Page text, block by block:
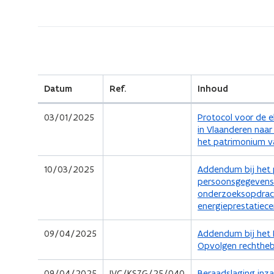
protocollen
Wonen
Vlaanderen
Datum Ref. Inhoud
03/01/2025
Protocol voor de
in Vlaanderen
het patrimonium
(
P
D
F
b
e
s
t
a
d
o
p
10/03/2025
Addendum bij het
(
P
D
F
b
e
s
t
09/04/2025
Addendum bij het
Opvolgen
(
P
D
F